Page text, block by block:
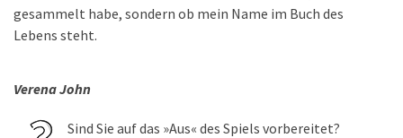
gesammelt habe, sondern ob mein Name im Buch des
Lebens steht.
Verena John
Sind Sie auf das »Aus« des Spiels vorbereitet?